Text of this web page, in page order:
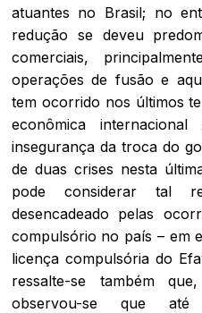
atuantes no Brasil; no
redução se deveu
comerciais,
operações de fusão e
tem ocorrido nos últimos
econômica
insegurança da troca do
de duas crises nesta
pode considerar tal
desencadeado pelas
compulsório no país – em
licença compulsória do
ressalte-se também
observou-se que